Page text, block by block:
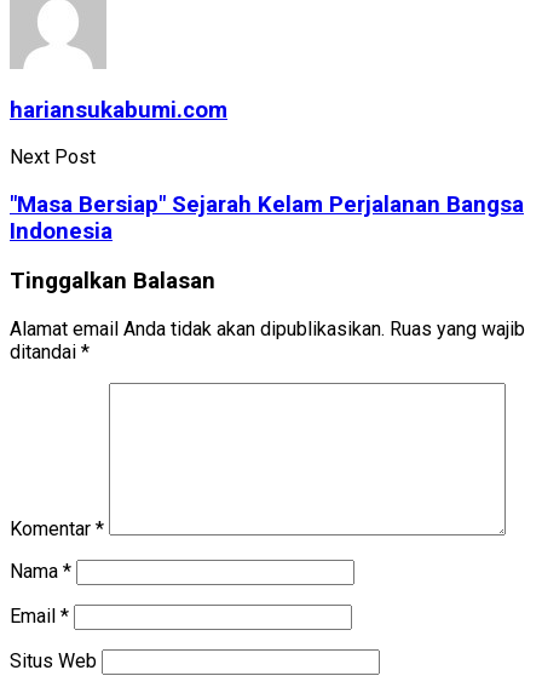
hariansukabumi.com
Next Post
"Masa Bersiap" Sejarah Kelam Perjalanan Bangsa
Indonesia
Tinggalkan Balasan
Alamat email Anda tidak akan dipublikasikan. Ruas yang wajib
ditandai *
Komentar *
Nama *
Email *
Situs Web